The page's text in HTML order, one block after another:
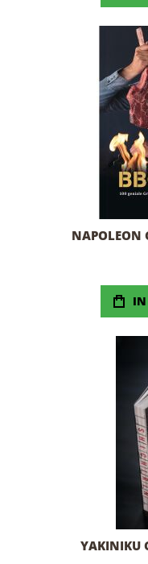
NAPOLEON
IN
YAKINIKU